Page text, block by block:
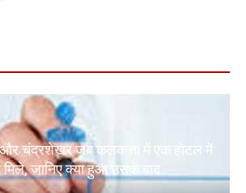
और चंद्रशेखर जब कलकत्ता में एक होटल में
जानिए क्या हुआ उसके बाद